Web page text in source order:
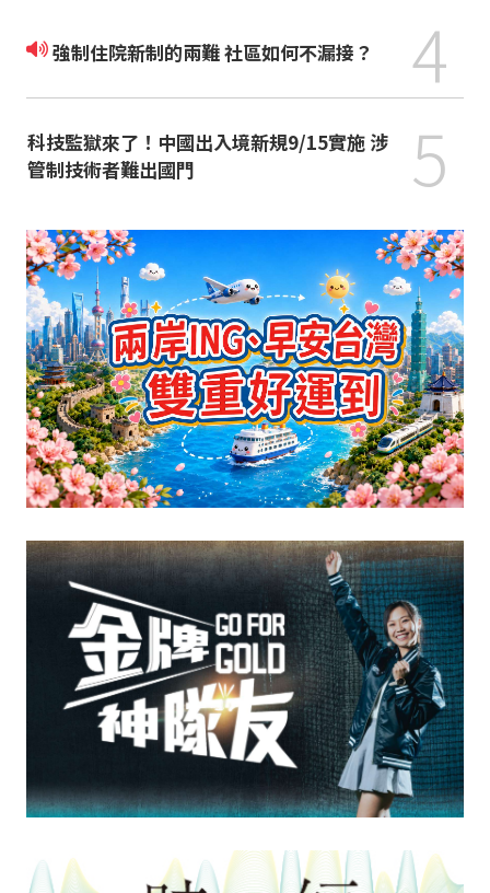
強制住院新制的兩難 社區如何不漏接？ 4
科技監獄來了！中國出入境新規9/15實施 涉
管制技術者難出國門
5